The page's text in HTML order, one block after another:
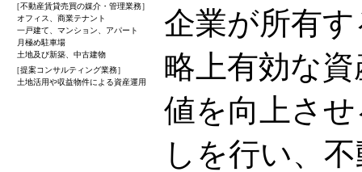
企業が所有
略上有効な
値を向上さ
しを行い、
［不動産賃貸売買の媒介・管理業務］
オフィス、商業テナント
一戸建て、マンション、アパート
月極め駐車場
土地及び新築、中古建物
［提案コンサルティング業務］
土地活用や収益物件による資産運用